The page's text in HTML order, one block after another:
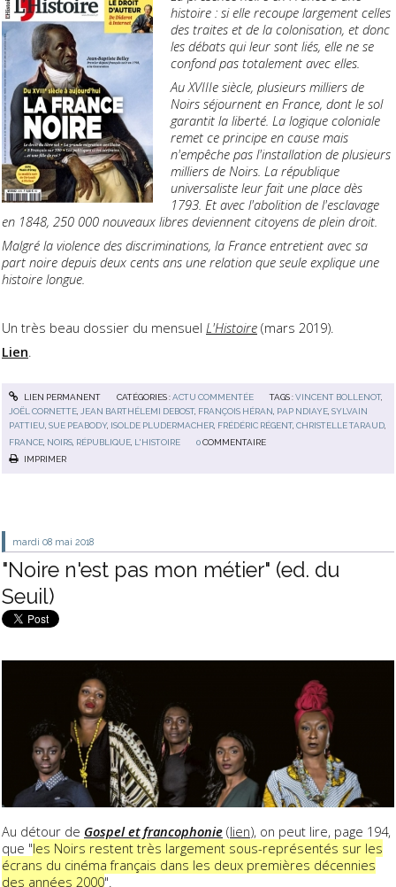
histoire : si elle recoupe largement celles
des traites et de la colonisation, et donc
les débats qui leur sont liés, elle ne se
confond pas totalement avec elles.
Au XVIIIe siècle, plusieurs milliers de
Noirs séjournent en France, dont le sol
garantit la liberté. La logique coloniale
remet ce principe en cause mais
n'empêche pas l'installation de plusieurs
milliers de Noirs. La république
universaliste leur fait une place dès
1793. Et avec l'abolition de l'esclavage
en 1848, 250 000 nouveaux libres deviennent citoyens de plein droit.
Malgré la violence des discriminations, la France entretient avec sa
part noire depuis deux cents ans une relation que seule explique une
histoire longue.
Un très beau dossier du mensuel L'Histoire (mars 2019).
Lien
LIEN PERMANENT CATÉGORIES :ACTU COMMENTÉE TAGS :VINCENT BOLLENOT,
JOËL CORNETTE,JEAN BARTHÉLEMI DEBOST, FRANÇOIS HÉRAN, PAP NDIAYE,SYLVAIN
PATTIEU,SUE PEABODY, ISOLDE PLUDERMACHER, FRÉDÉRIC RÉGENT,CHRISTELLE TARAUD,
FRANCE NOIRS RÉPUBLIQUE L'HISTOIRE 0 COMMENTAIRE
IMPRIMER
mardi 08 mai 2018
"Noire n'est pas mon métier" (ed. du
Seuil)
Au détour de Gospel et francophonie (lien), on peut lire, page 194,
que "les Noirs restent très largement sous-représentés sur les
écrans du cinéma français dans les deux premières décennies
des années 2000".